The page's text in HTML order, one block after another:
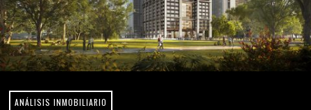
ANÁLISIS INMOBILIARIO